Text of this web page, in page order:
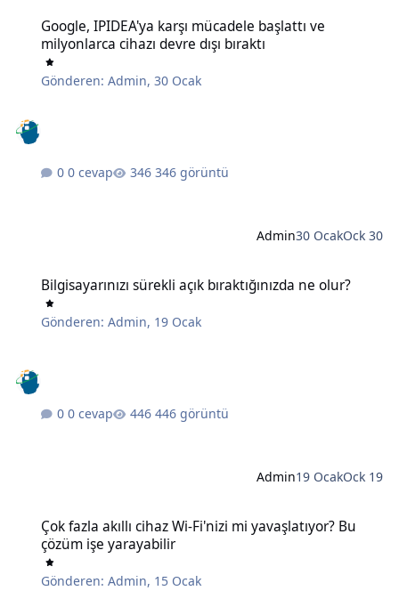
Google, IPIDEA'ya karşı mücadele başlattı ve
milyonlarca cihazı devre dışı bıraktı
Gönderen:Admin,30 Ocak
0 cevap 346 görüntü
Admin30 OcakOck 30
Bilgisayarınızı sürekli açık bıraktığınızda ne olur?
Gönderen:Admin, 19 Ocak
0 cevap 446 görüntü
Admin19 OcakOck 19
Çok fazla akıllı cihaz Wi-Fi'nizi mi yavaşlatıyor? Bu
çözüm işe yarayabilir
Gönderen:Admin, 15 Ocak